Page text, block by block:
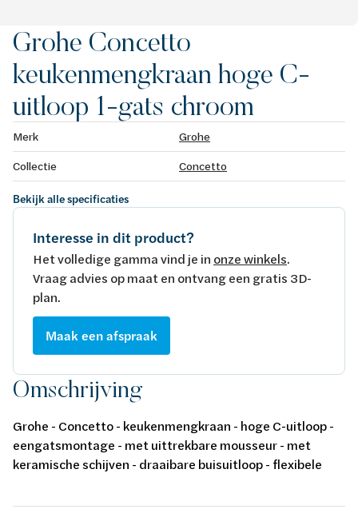
Grohe Concetto
keukenmengkraan hoge C-
uitloop 1-gats chroom
Merk
Grohe
Collectie
Concetto
Bekijk alle specificaties
Interesse in dit product?
Het volledige gamma vind je in onze winkels.
Vraag advies op maat en ontvang een gratis 3D-
plan.
Maak een afspraak
Omschrijving
Grohe - Concetto - keukenmengkraan - hoge C-uitloop -
eengatsmontage - met uittrekbare mousseur - met
keramische schijven - draaibare buisuitloop - flexibele